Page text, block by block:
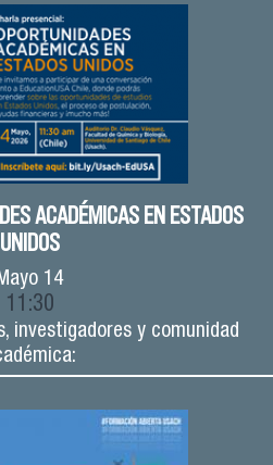
ACADÉMICAS EN ESTADOS
UNIDOS
14
11:30
investigadores y comunidad